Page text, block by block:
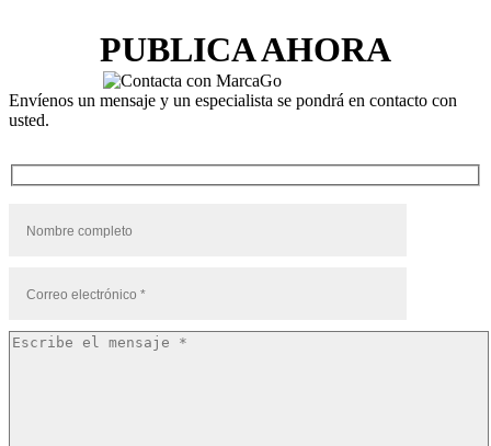
PUBLICA AHORA
Envíenos un mensaje y un especialista se pondrá en contacto con
usted.